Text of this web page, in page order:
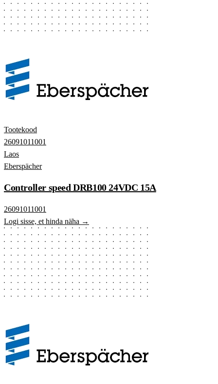
Tootekood
26091011001
Laos
Eberspächer
Controller speed DRB100 24VDC 15A
26091011001
Logi sisse, et hinda näha →